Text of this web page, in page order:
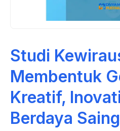
Studi
Membentuk
Kreatif,
Berdaya